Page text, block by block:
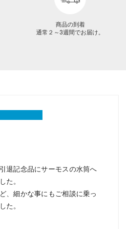
商品の到着
通常２～3週間でお届け。
退記念品にサーモスの水筒へ
た。
、細かな事にもご相談に乗っ
た。